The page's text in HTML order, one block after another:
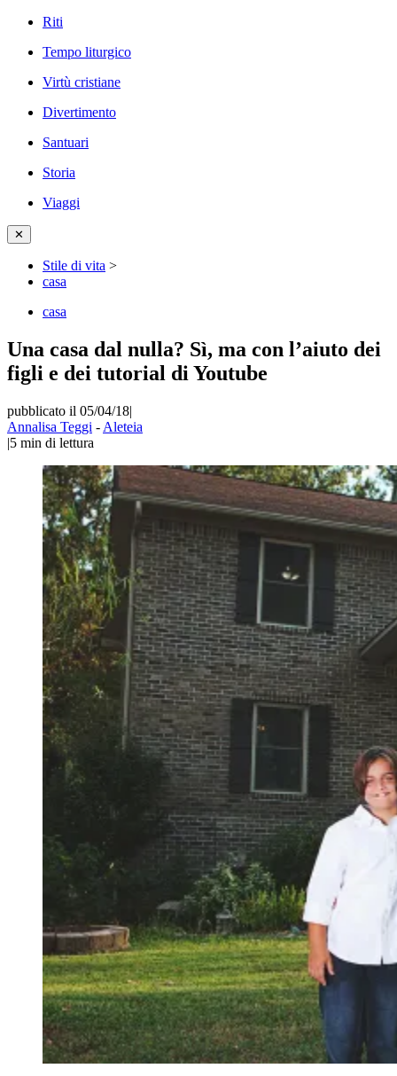
Riti
Tempo liturgico
Virtù cristiane
Divertimento
Santuari
Storia
Viaggi
✕
Stile di vita >
casa
casa
Una casa dal nulla? Sì, ma con l’aiuto dei
figli e dei tutorial di Youtube
pubblicato il 05/04/18|
Annalisa Teggi - Aleteia
|5 min di lettura